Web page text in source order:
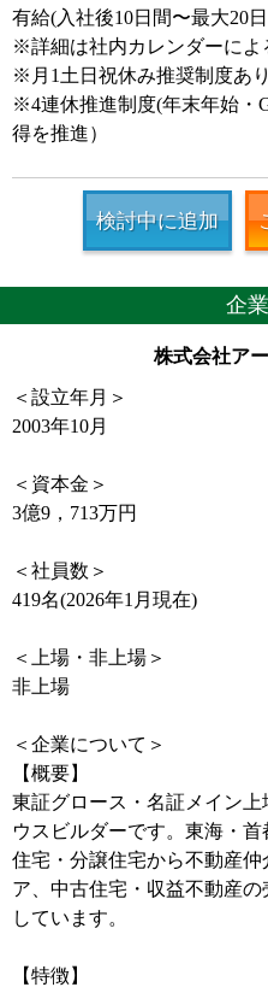
有給(入社後10日間〜最大20
※詳細は社内カレンダーによ
※月1土日祝休み推奨制度あり
※4連休推進制度(年末年始・
得を推進）
検討中に追加
企
株式会社ア
＜設立年月＞
2003年10月
＜資本金＞
3億9，713万円
＜社員数＞
419名(2026年1月現在)
＜上場・非上場＞
非上場
＜企業について＞
【概要】
東証グロース・名証メイン
ウスビルダーです。東海・
住宅・分譲住宅から不動産
ア、中古住宅・収益不動産
しています。
【特徴】